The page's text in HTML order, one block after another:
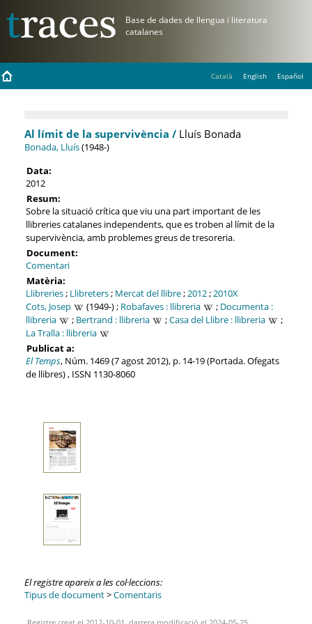
Català English Español
Al límit de la supervivència /Lluís Bonada
Bonada, Lluís(1948-)
Data:
2012
Resum:
Sobre la situació crítica que viu una part important de les
llibreries catalanes independents, que es troben al límit de la
supervivència, amb problemes greus de tresoreria.
Document:
Comentari
Matèria:
Llibreries; Llibreters; Mercat del llibre;2012;2010X
Cots, Josep
(1949-) ; Robafaves : llibreria ; Documenta :
llibreria
; Bertrand : llibreria ;Casa del Llibre : llibreria
;
La Tralla : llibreria
Publicat a:
El Temps, Núm. 1469 (7 agost 2012), p. 14-19 (Portada. Ofegats
de llibres) , ISSN 1130-8060
El registre apareix a les col·leccions:
Tipus de document>Comentaris